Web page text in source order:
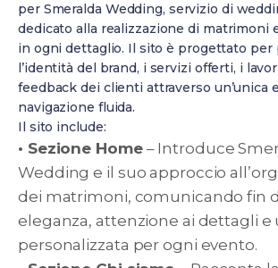
per Smeralda Wedding, servizio di
dedicato alla realizzazione di matrimoni
in ogni dettaglio. Il sito è progettato per
l’identità del brand, i servizi offerti, i
feedback dei clienti attraverso un’unica
navigazione fluida.
Il sito include:
• Sezione Home– Introduce
Wedding e il suo approccio
dei matrimoni, comunicando fin
eleganza, attenzione ai dettagli e
personalizzata per ogni evento.